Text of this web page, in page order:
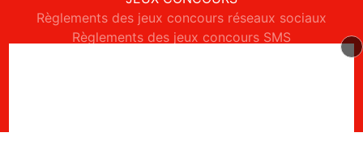
Règlements des jeux concours réseaux sociaux
Règlements des jeux concours SMS